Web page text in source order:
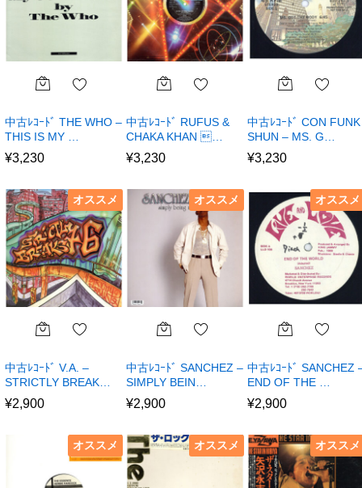
中古ﾚｺｰﾄﾞ THE WHO –
THIS IS MY …
¥3,230
中古ﾚｺｰﾄﾞ RUFUS &
CHAKA KHAN …
¥3,230
中古ﾚｺｰﾄﾞ CON FUNK
SHUN – MS. G…
¥3,230
オススメ
中古ﾚｺｰﾄﾞ V.A. –
STRICTLY BREAK…
¥2,900
オススメ
中古ﾚｺｰﾄﾞ SANCHEZ –
SIMPLY BEIN…
¥2,900
オススメ
中古ﾚｺｰﾄﾞ SANCHEZ
END OF THE …
¥2,900
オススメ オススメ オススメ